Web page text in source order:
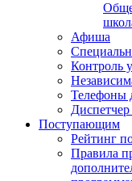
Афиша
Контроль
Телефоны
Поступающим
Рейтинг
Правила приема в учреждение по